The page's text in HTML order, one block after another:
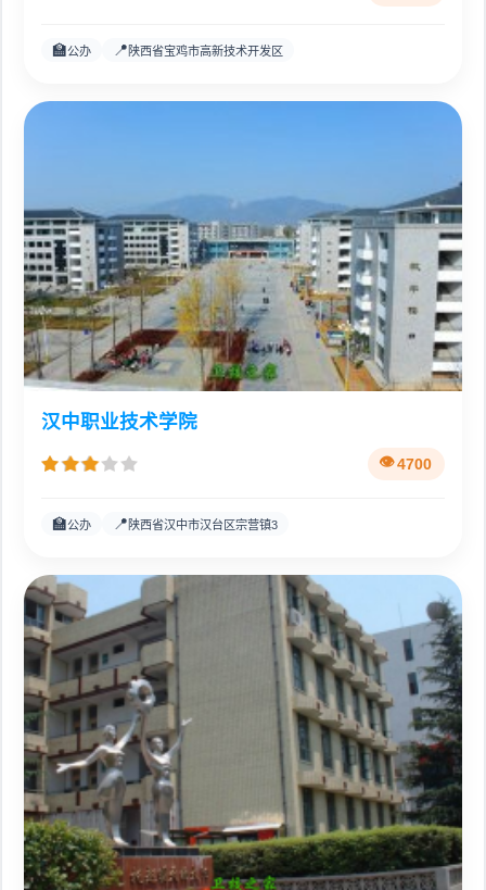
🏫公办 📍 陕西省宝鸡市高新技术开发区
汉中职业技术学院
4700
🏫公办 📍 陕西省汉中市汉台区宗营镇3